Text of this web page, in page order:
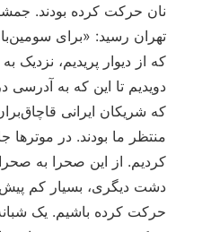
نان حرکت کرده بودند.
تهران رسید: «برای
که از دیوار پریدیم،
دویدیم تا این که به آدرسی
که شریکان ایرانی
منتظر ما بودند. در
کردیم. از این صحرا به
دشت دیگری، بسیار کم
حرکت کرده باشیم. یک‌